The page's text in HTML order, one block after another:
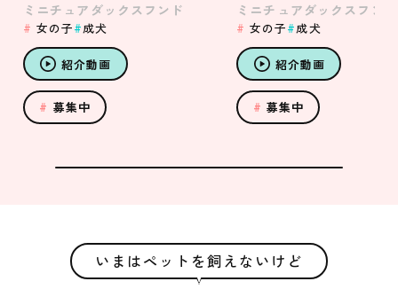
ミニチュアダックスフンド
女の子 成犬
紹介動画
募集中
ミニチュアダックスフンド
女の子 成犬
紹介動画
募集中
いまはペットを飼えないけど